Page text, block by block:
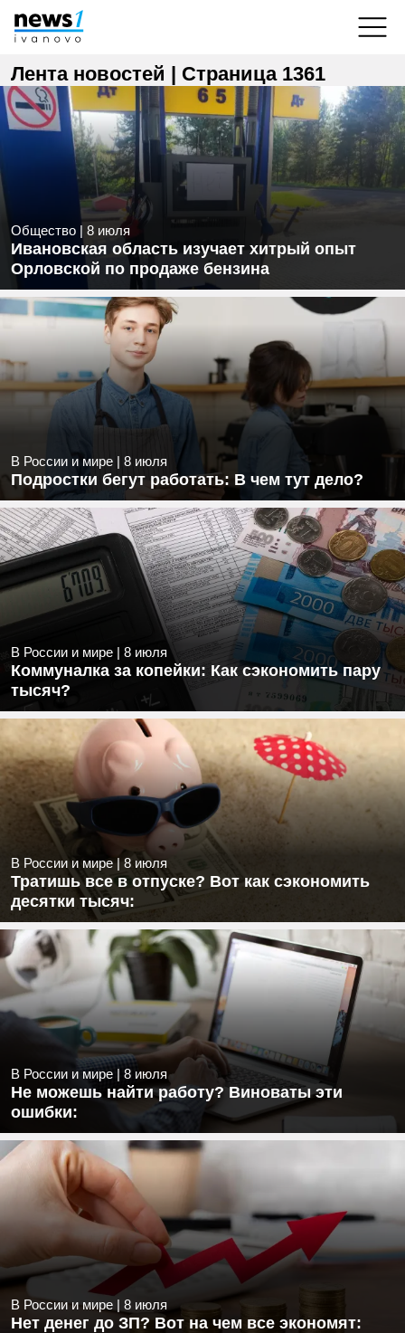
Лента новостей | Страница 1361
Общество | 8 июля
Ивановская область изучает хитрый опыт
Орловской по продаже бензина
В России и мире | 8 июля
Подростки бегут работать: В чем тут дело?
В России и мире | 8 июля
Коммуналка за копейки: Как сэкономить пару
тысяч?
В России и мире | 8 июля
Тратишь все в отпуске? Вот как сэкономить
десятки тысяч:
В России и мире | 8 июля
Не можешь найти работу? Виноваты эти
ошибки:
В России и мире | 8 июля
Нет денег до ЗП? Вот на чем все экономят: